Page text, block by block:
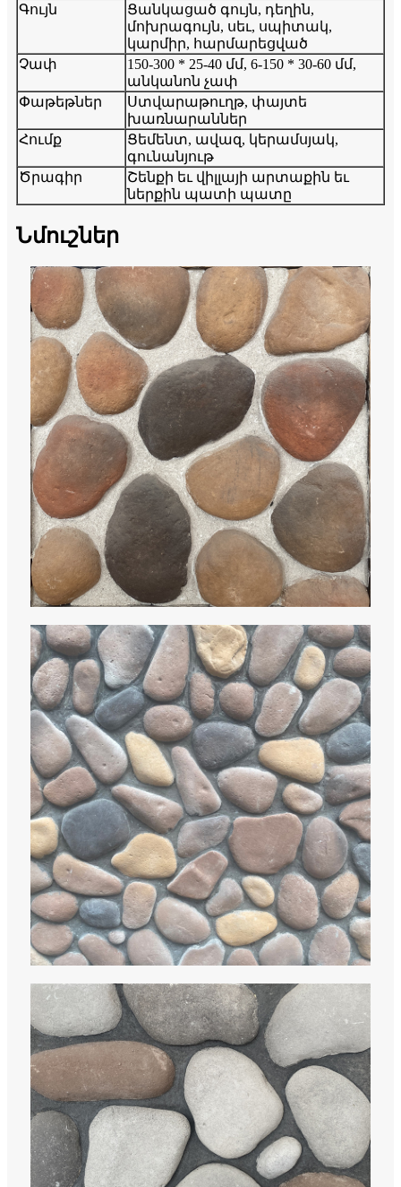
Գույն
Ցանկացած գույն, դեղին,
մոխրագույն, սեւ, սպիտակ,
կարմիր, հարմարեցված
Չափ
150-300 * 25-40 մմ, 6-150 * 30-60 մմ,
անկանոն չափ
Փաթեթներ
Ստվարաթուղթ, փայտե
խառնարաններ
Հումք
Ցեմենտ, ավազ, կերամսյակ,
գունանյութ
Ծրագիր
Շենքի եւ վիլլայի արտաքին եւ
ներքին պատի պատը
Նմուշներ